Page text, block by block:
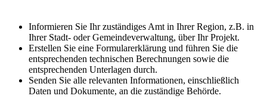
Informieren Sie Ihr zuständiges Amt in Ihrer Region, z.B. in
Ihrer⁤ Stadt- oder Gemeindeverwaltung, über‌ Ihr Projekt.
Erstellen Sie eine ⁢Formularerklärung⁣ und führen Sie die
entsprechenden technischen Berechnungen sowie ​die
entsprechenden‌ Unterlagen durch.
Senden Sie alle relevanten Informationen, einschließlich
Daten und Dokumente, an die zuständige Behörde.